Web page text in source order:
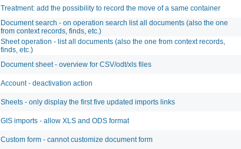
Treatment: add the possibility to record the move of a same container
Document search - on operation search list all documents (also the one
from context records, finds, etc.)
Sheet operation - list all documents (also the one from context records,
finds, etc.)
Document sheet - overview for CSV/odt/xls files
Account - deactivation action
Sheets - only display the first five updated imports links
GIS imports - allow XLS and ODS format
Custom form - cannot customize document form